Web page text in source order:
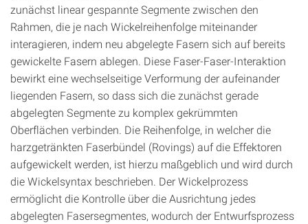
zunächst linear gespannte Segmente zwischen den
Rahmen, die je nach Wickelreihenfolge miteinander
interagieren, indem neu abgelegte Fasern sich auf bereits
gewickelte Fasern ablegen. Diese Faser-Faser-Interaktion
bewirkt eine wechselseitige Verformung der aufeinander
liegenden Fasern, so dass sich die zunächst gerade
abgelegten Segmente zu komplex gekrümmten
Oberflächen verbinden. Die Reihenfolge, in welcher die
harzgetränkten Faserbündel (Rovings) auf die Effektoren
aufgewickelt werden, ist hierzu maßgeblich und wird durch
die Wickelsyntax beschrieben. Der Wickelprozess
ermöglicht die Kontrolle über die Ausrichtung jedes
abgelegten Fasersegmentes, wodurch der Entwurfsprozess